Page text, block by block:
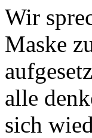
Wir
Maske
alle
sich